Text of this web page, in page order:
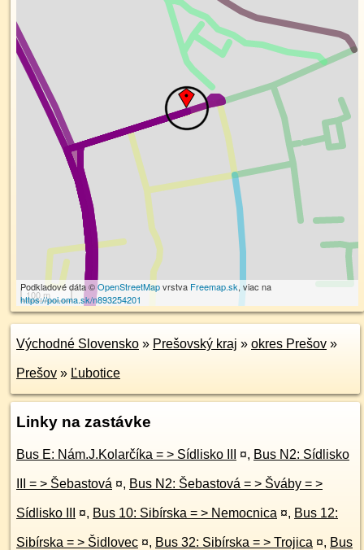
100 m
Podkladové dáta ©OpenStreetMapvrstva Freemap.sk, viac na
https://poi.oma.sk/n893254201
Východné Slovensko » Prešovský kraj » okres Prešov »
Prešov » Ľubotice
Linky na zastávke
Bus E: Nám.J.Kolarčíka = > Sídlisko III ¤, Bus N2: Sídlisko
III = > Šebastová ¤, Bus N2: Šebastová = > Šváby = >
Sídlisko III ¤, Bus 10: Sibírska = > Nemocnica ¤, Bus 12:
Sibírska = > Šidlovec ¤, Bus 32: Sibírska = > Trojica ¤, Bus